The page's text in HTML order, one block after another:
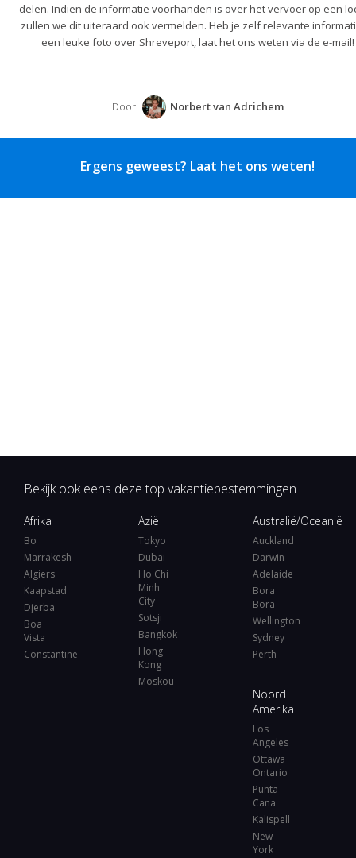
delen. Indien de informatie voorhanden is over het vervoer op een
zullen we dit uiteraard ook vermelden. Heb je zelf relevante
een leuke foto over Shreveport, laat het ons weten via de e-mail!
Door Norbert van Adrichem
Ergens geweest? Laat het ons weten!
Bekijk ook eens deze top vakantiebestemmingen
Afrika
Bo
Marrakesh
Algiers
Kaapstad
Djerba
Boa
Vista
Constantine
Azië
Tokyo
Dubai
Ho Chi
Minh
City
Sotsji
Bangkok
Hong
Kong
Moskou
Australië/Oceanië
Auckland
Darwin
Adelaide
Bora
Bora
Wellington
Sydney
Perth
Noord
Amerika
Los
Angeles
Ottawa
Ontario
Punta
Cana
Kalispell
New
York